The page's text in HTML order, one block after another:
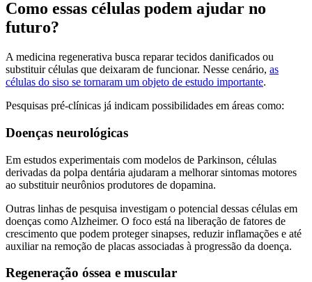
Como essas células podem ajudar no
futuro?
A medicina regenerativa busca reparar tecidos danificados ou
substituir células que deixaram de funcionar. Nesse cenário, as
células do siso se tornaram um objeto de estudo importante.
Pesquisas pré-clínicas já indicam possibilidades em áreas como:
Doenças neurológicas
Em estudos experimentais com modelos de Parkinson, células
derivadas da polpa dentária ajudaram a melhorar sintomas motores
ao substituir neurônios produtores de dopamina.
Outras linhas de pesquisa investigam o potencial dessas células em
doenças como Alzheimer. O foco está na liberação de fatores de
crescimento que podem proteger sinapses, reduzir inflamações e até
auxiliar na remoção de placas associadas à progressão da doença.
Regeneração óssea e muscular